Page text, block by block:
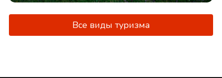
Все виды туризма